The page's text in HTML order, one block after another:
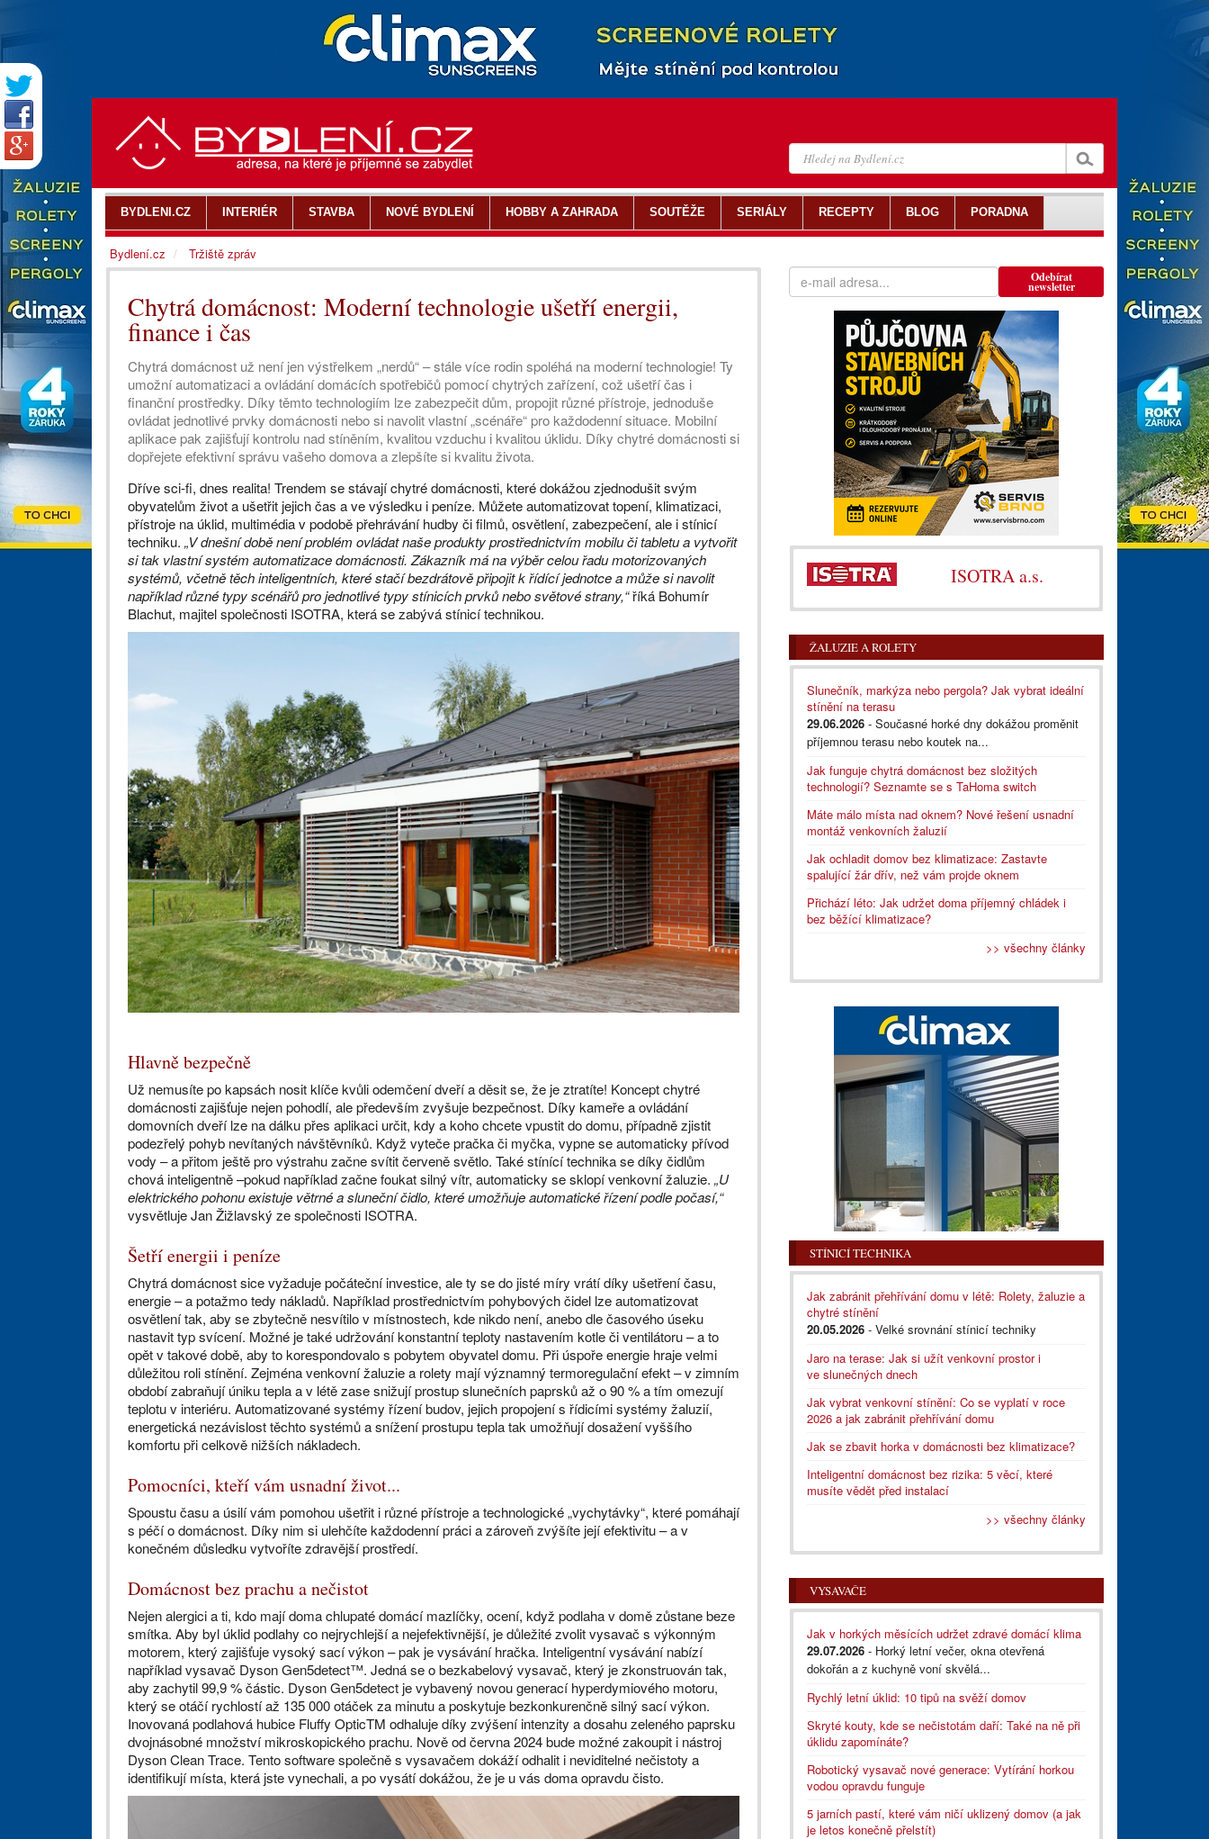
Chytrá domácnost: Moderní technologie ušetří energii,
finance i čas
Chytrá domácnost už není jen výstřelkem „nerdů“ – stále více rodin spoléhá na moderní technologie! Ty
umožní automatizaci a ovládání domácích spotřebičů pomocí chytrých zařízení, což ušetří čas i
finanční prostředky. Díky těmto technologiím lze zabezpečit dům, propojit různé přístroje, jednoduše
ovládat jednotlivé prvky domácnosti nebo si navolit vlastní „scénáře“ pro každodenní situace. Mobilní
aplikace pak zajišťují kontrolu nad stíněním, kvalitou vzduchu i kvalitou úklidu. Díky chytré domácnosti si
dopřejete efektivní správu vašeho domova a zlepšíte si kvalitu života.
Dříve sci-fi, dnes realita! Trendem se stávají chytré domácnosti, které dokážou zjednodušit svým
obyvatelům život a ušetřit jejich čas a ve výsledku i peníze. Můžete automatizovat topení, klimatizaci,
přístroje na úklid, multimédia v podobě přehrávání hudby či filmů, osvětlení, zabezpečení, ale i stínicí
techniku. „V dnešní době není problém ovládat naše produkty prostřednictvím mobilu či tabletu a vytvořit
si tak vlastní systém automatizace domácnosti. Zákazník má na výběr celou řadu motorizovaných
systémů, včetně těch inteligentních, které stačí bezdrátově připojit k řídící jednotce a může si navolit
například různé typy scénářů pro jednotlivé typy stínicích prvků nebo světové strany,“říká Bohumír
Blachut, majitel společnosti ISOTRA, která se zabývá stínicí technikou.
Hlavně bezpečně
Už nemusíte po kapsách nosit klíče kvůli odemčení dveří a děsit se, že je ztratíte! Koncept chytré
domácnosti zajišťuje nejen pohodlí, ale především zvyšuje bezpečnost. Díky kameře a ovládání
domovních dveří lze na dálku přes aplikaci určit, kdy a koho chcete vpustit do domu, případně zjistit
podezřelý pohyb nevítaných návštěvníků. Když vyteče pračka či myčka, vypne se automaticky přívod
vody – a přitom ještě pro výstrahu začne svítit červeně světlo. Také stínící technika se díky čidlům
chová inteligentně –pokud například začne foukat silný vítr, automaticky se sklopí venkovní žaluzie. „U
elektrického pohonu existuje větrné a sluneční čidlo, které umožňuje automatické řízení podle počasí,“
vysvětluje Jan Žižlavský ze společnosti ISOTRA.
Šetří energii i peníze
Chytrá domácnost sice vyžaduje počáteční investice, ale ty se do jisté míry vrátí díky ušetření času,
energie – a potažmo tedy nákladů. Například prostřednictvím pohybových čidel lze automatizovat
osvětlení tak, aby se zbytečně nesvítilo v místnostech, kde nikdo není, anebo dle časového úseku
nastavit typ svícení. Možné je také udržování konstantní teploty nastavením kotle či ventilátoru – a to
opět v takové době, aby to korespondovalo s pobytem obyvatel domu. Při úspoře energie hraje velmi
důležitou roli stínění. Zejména venkovní žaluzie a rolety mají významný termoregulační efekt – v zimním
období zabraňují úniku tepla a v létě zase snižují prostup slunečních paprsků až o 90 % a tím omezují
teplotu v interiéru. Automatizované systémy řízení budov, jejich propojení s řídicími systémy žaluzií,
energetická nezávislost těchto systémů a snížení prostupu tepla tak umožňují dosažení vyššího
komfortu při celkově nižších nákladech.
Pomocníci, kteří vám usnadní život...
Spoustu času a úsilí vám pomohou ušetřit i různé přístroje a technologické „vychytávky“, které pomáhají
s péčí o domácnost. Díky nim si ulehčíte každodenní práci a zároveň zvýšíte její efektivitu – a v
konečném důsledku vytvoříte zdravější prostředí.
Domácnost bez prachu a nečistot
Nejen alergici a ti, kdo mají doma chlupaté domácí mazlíčky, ocení, když podlaha v domě zůstane beze
smítka. Aby byl úklid podlahy co nejrychlejší a nejefektivnější, je důležité zvolit vysavač s výkonným
motorem, který zajišťuje vysoký sací výkon – pak je vysávání hračka. Inteligentní vysávání nabízí
například vysavač Dyson Gen5detect™. Jedná se o bezkabelový vysavač, který je zkonstruován tak,
aby zachytil 99,9 % částic. Dyson Gen5detect je vybavený novou generací hyperdymiového motoru,
který se otáčí rychlostí až 135 000 otáček za minutu a poskytuje bezkonkurenčně silný sací výkon.
Inovovaná podlahová hubice Fluffy OpticTM odhaluje díky zvýšení intenzity a dosahu zeleného paprsku
dvojnásobné množství mikroskopického prachu. Nově od června 2024 bude možné zakoupit i nástroj
Dyson Clean Trace. Tento software společně s vysavačem dokáží odhalit i neviditelné nečistoty a
identifikují místa, která jste vynechali, a po vysátí dokážou, že je u vás doma opravdu čisto.
Odebírat
newsletter
ISOTRA a.s.
ŽALUZIE A ROLETY
Slunečník, markýza nebo pergola? Jak vybrat ideální
stínění na terasu
29.06.2026 - Současné horké dny dokážou proměnit
příjemnou terasu nebo koutek na...
Jak funguje chytrá domácnost bez složitých
technologií? Seznamte se s TaHoma switch
Máte málo místa nad oknem? Nové řešení usnadní
montáž venkovních žaluzií
Jak ochladit domov bez klimatizace: Zastavte
spalující žár dřív, než vám projde oknem
Přichází léto: Jak udržet doma příjemný chládek i
bez běžící klimatizace?
>> všechny články
STÍNICÍ TECHNIKA
Jak zabránit přehřívání domu v létě: Rolety, žaluzie a
chytré stínění
20.05.2026 - Velké srovnání stínicí techniky
Jaro na terase: Jak si užít venkovní prostor i
ve slunečných dnech
Jak vybrat venkovní stínění: Co se vyplatí v roce
2026 a jak zabránit přehřívání domu
Jak se zbavit horka v domácnosti bez klimatizace?
Inteligentní domácnost bez rizika: 5 věcí, které
musíte vědět před instalací
>> všechny články
VYSAVAČE
Jak v horkých měsících udržet zdravé domácí klima
29.07.2026 - Horký letní večer, okna otevřená
dokořán a z kuchyně voní skvělá...
Rychlý letní úklid: 10 tipů na svěží domov
Skryté kouty, kde se nečistotám daří: Také na ně při
úklidu zapomínáte?
Robotický vysavač nové generace: Vytírání horkou
vodou opravdu funguje
5 jarních pastí, které vám ničí uklizený domov (a jak
je letos konečně přelstít)
BYDLENI.CZ INTERIÉR STAVBA NOVÉ BYDLENÍ HOBBY A ZAHRADA SOUTĚŽE SERIÁLY RECEPTY BLOG PORADNA
Bydlení.cz Tržiště zpráv